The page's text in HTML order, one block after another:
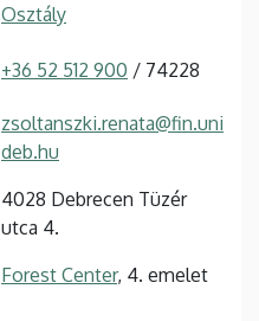
Osztály
+36 52 512 900 / 74228
zsoltanszki.renata@fin.uni
deb.hu
4028 Debrecen Tüzér
utca 4.
Forest Center, 4. emelet